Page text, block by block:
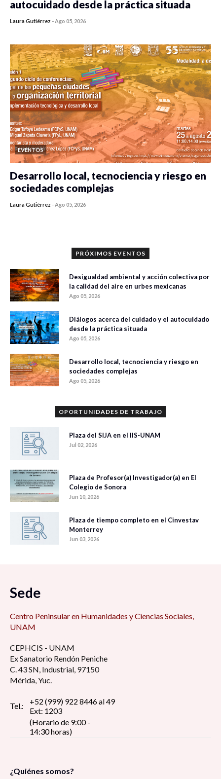
autocuidado desde la práctica situada
Laura Gutiérrez -Ago 05, 2026
EVENTOS
Desarrollo local, tecnociencia y riesgo en
sociedades complejas
Laura Gutiérrez -Ago 05, 2026
PRÓXIMOS EVENTOS
Desigualdad ambiental y acción colectiva por
la calidad del aire en urbes mexicanas
Ago 05, 2026
Diálogos acerca del cuidado y el autocuidado
desde la práctica situada
Ago 05, 2026
Desarrollo local, tecnociencia y riesgo en
sociedades complejas
Ago 05, 2026
OPORTUNIDADES DE TRABAJO
Plaza del SIJA en el IIS-UNAM
Jul 02, 2026
Plaza de Profesor(a) Investigador(a) en El
Colegio de Sonora
Jun 10, 2026
Plaza de tiempo completo en el Cinvestav
Monterrey
Jun 03, 2026
Sede
Centro Peninsular en Humanidades y Ciencias Sociales,
UNAM
CEPHCIS - UNAM
Ex Sanatorio Rendón Peniche
C. 43 SN, Industrial, 97150
Mérida, Yuc.
Tel.:
+52 (999) 922 8446 al 49
Ext: 1203
(Horario de 9:00 -
14:30 horas)
¿Quiénes somos?